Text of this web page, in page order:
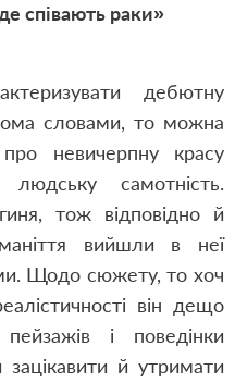
співають раки»
дебютну
словами, то можна
невичерпну красу
самотність.
тож відповідно й
вийшли в неї
Щодо сюжету, то хоч
він дещо
і поведінки
й утримати